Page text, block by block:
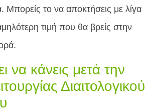
Μπορείς το να αποκτήσεις με λίγα
τιμή που θα βρείς στην
να κάνεις μετά την
Διαιτολογικού